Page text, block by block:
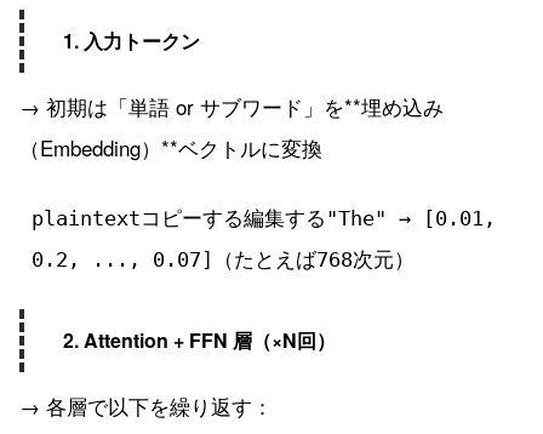
1. 入力トークン
→ 初期は「単語 or サブワード」を**埋め込み
（Embedding）**ベクトルに変換
plaintextコピーする編集する "The" → [0.01,
2. Attention + FFN 層（×N回）
→ 各層で以下を繰り返す：